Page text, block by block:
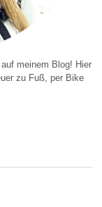
meinem Blog! Hier
zu Fuß, per Bike